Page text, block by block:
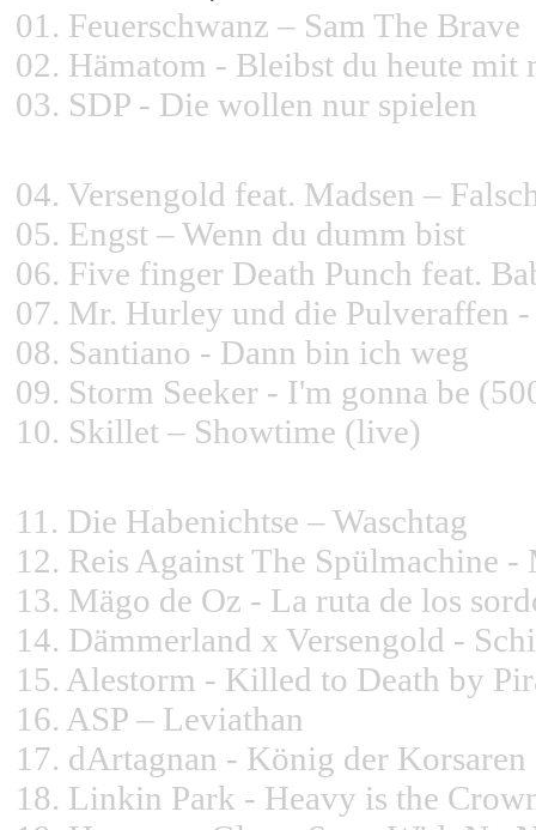
01. Feuerschwanz – Sam The Brave
02. Hämatom - Bleibst du heute mit
03. SDP - Die wollen nur spielen
04. Versengold feat. Madsen –
05. Engst – Wenn du dumm bist
06. Five finger Death Punch feat.
07. Mr. Hurley und die Pulveraffen -
08. Santiano - Dann bin ich weg
09. Storm Seeker - I'm gonna be
10. Skillet – Showtime (live)
11. Die Habenichtse – Waschtag
12. Reis Against The Spülmachine
13. Mägo de Oz - La ruta de los
14. Dämmerland x Versengold -
15. Alestorm - Killed to Death by
16. ASP – Leviathan
17. dArtagnan - König der Korsaren
18. Linkin Park - Heavy is the